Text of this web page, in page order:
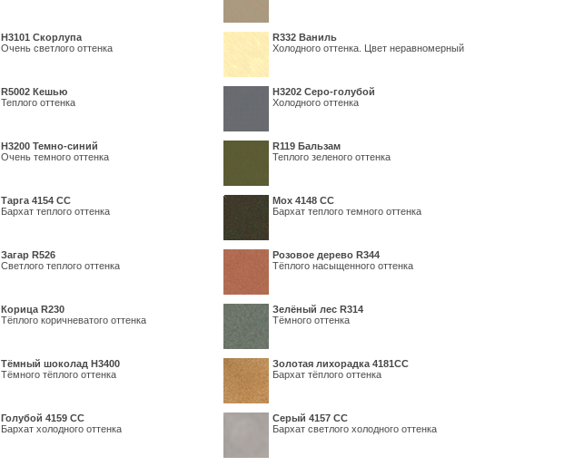
Н3101 Скорлупа
Очень светлого оттенка
R332 Ваниль
Холодного оттенка. Цвет неравномерный
R5002 Кешью
Теплого оттенка
Н3202 Серо-голубой
Холодного оттенка
Н3200 Темно-синий
Очень темного оттенка
R119 Бальзам
Теплого зеленого оттенка
Тарга 4154 СС
Бархат теплого оттенка
Мох 4148 СС
Бархат теплого темного оттенка
Загар R526
Светлого теплого оттенка
Розовое дерево R344
Тёплого насыщенного оттенка
Корица R230
Тёплого коричневатого оттенка
Зелёный лес R314
Тёмного оттенка
Тёмный шоколад H3400
Тёмного тёплого оттенка
Золотая лихорадка 4181СС
Бархат тёплого оттенка
Голубой 4159 СС
Бархат холодного оттенка
Серый 4157 СС
Бархат светлого холодного оттенка